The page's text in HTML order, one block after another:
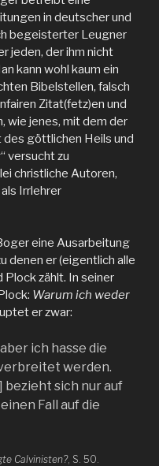
in deutscher und
begeisterter Leugner
jeden, der ihm nicht
kann wohl kaum ein
Bibelstellen, falsch
Zitat(fetz)en und
wie jenes, mit dem der
des göttlichen Heils und
versucht zu
christliche Autoren,
Irrlehrer
eine Ausarbeitung
denen er (eigentlich alle
Plock zählt. In seiner
Warum ich weder
er zwar:
ich hasse die
werden.
bezieht sich nur auf
Fall auf die
Calvinisten?, S. 50.